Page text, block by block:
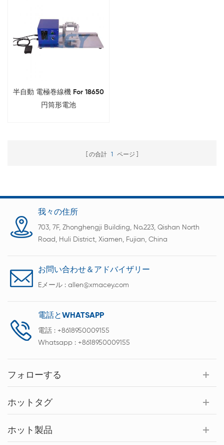
半自動 電極巻線機 For 18650
円筒形電池
の合計 1 ページ
我々の住所
703, 7F, Zhonghengji Building, No.223, Qishan North
Road, Huli District, Xiamen, Fujian, China
お問い合わせ＆アドバイザリー
Eメール : allen@xmacey.com
電話とWHATSAPP
電話 : +8618950009155
Whatsapp : +8618950009155
フォローする
ホットタグ
ホット製品